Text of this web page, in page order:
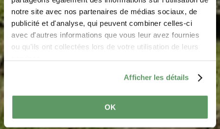
notre site avec nos partenaires de médias sociaux, de
publicité et d'analyse, qui peuvent combiner celles-ci
avec d'autres informations que vous leur avez fournies
ou qu'ils ont collectées lors de votre utilisation de leurs
Afficher les détails
OK
Wo? Rue Neuve, 7465 Nommern